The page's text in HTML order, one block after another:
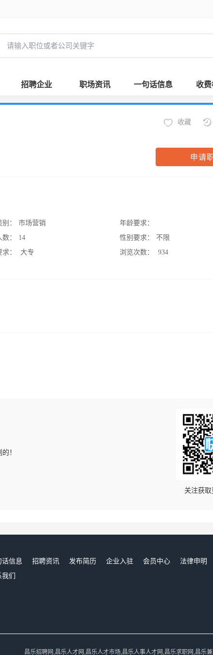
招聘企业 职场资讯 一句话信息 收
收藏
申请
：
市场营销
：
14
：
大专
年龄要求：
性别要求：
不限
浏览次数：
934
！
关注获
话信息 招聘资讯 发布简历 企业入驻 会员中心
法律申明
们
昌乐招聘网,昌乐人才网,昌乐人才市场,昌乐人事人才网,昌乐求职网,昌乐兼